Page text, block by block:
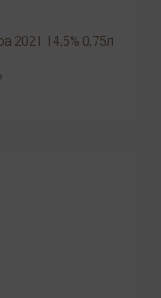
2021 14,5% 0,75л